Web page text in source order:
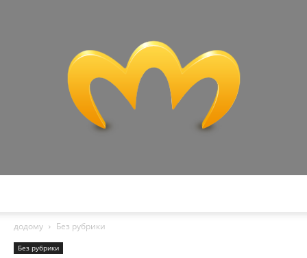
додому
Без рубрики
Без рубрики